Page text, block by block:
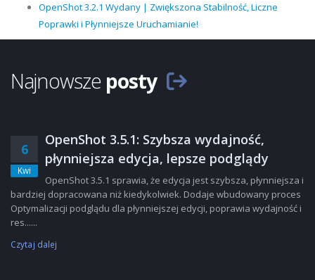
OpenShot 3.2.1 Wydany | Zwiększona Stabilność, Liczne
Poprawki i Płynniejsze Uruchamianie!
Najnowsze posty
6
Kwi
OpenShot 3.5.1: Szybsza wydajność,
płynniejsza edycja, lepsze podglądy
OpenShot 3.5.1 sprawia, że edycja jest szybsza, płynniejsza i
bardziej dopracowana niż kiedykolwiek. Dodaje wbudowany proces
Optymalizacji podglądu dla płynniejszej edycji, poprawia wydajność i
res......
Czytaj dalej